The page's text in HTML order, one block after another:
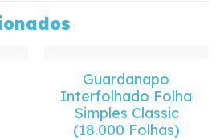
Guardanapo
Interfolhado Folha
Simples Classic
(18.000 Folhas)